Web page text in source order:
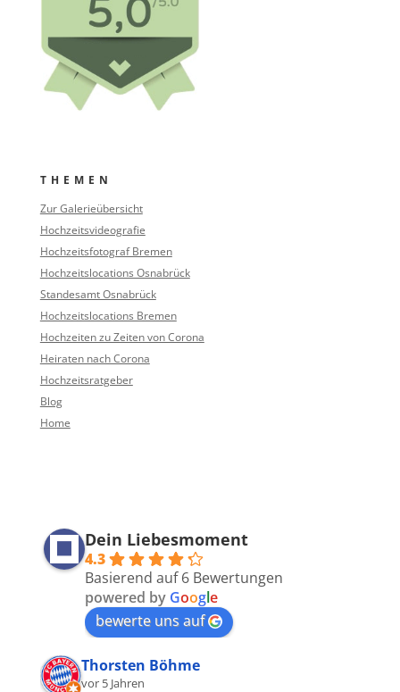
THEMEN
Zur Galerieübersicht
Hochzeitsvideografie
Hochzeitsfotograf Bremen
Hochzeitslocations Osnabrück
Standesamt Osnabrück
Hochzeitslocations Bremen
Hochzeiten zu Zeiten von Corona
Heiraten nach Corona
Hochzeitsratgeber
Blog
Home
Dein Liebesmoment
4.3
Basierend auf 6 Bewertungen
powered by Google
bewerte uns auf
Thorsten Böhme
vor 5 Jahren